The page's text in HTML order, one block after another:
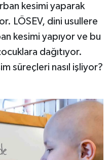
kesimi yaparak
LÖSEV, dini usullere
kesimi yapıyor ve bu
dağıtıyor.
süreçleri nasıl işliyor?